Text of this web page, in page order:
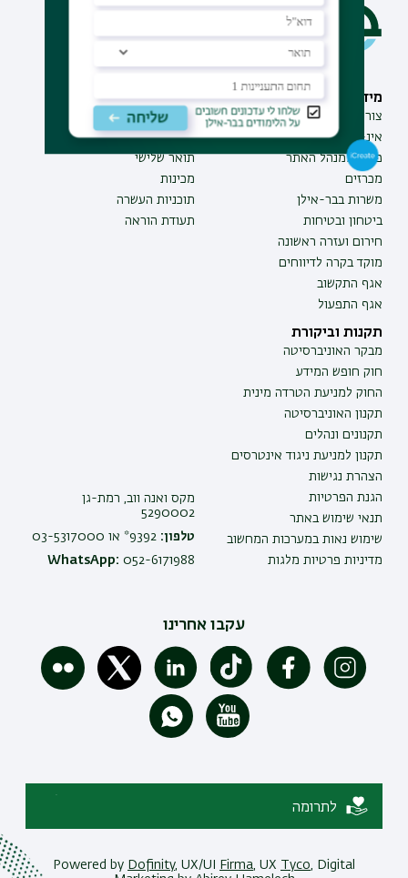
מידע וסיוע
צור קשר
אינ-בר מידע אישי לסטודנט
פנייה למנהל האתר
מכרזים
משרות בבר-אילן
ביטחון ובטיחות
חירום ועזרה ראשונה
מוקד בקרה לדיווחים
אגף התקשוב
אגף התפעול
תחומי לימוד
תואר ראשון
תואר שני
תואר שלישי
מכינות
תוכניות העשרה
תעודת הוראה
תקנות וביקורת
מבקר האוניברסיטה
חוק חופש המידע
החוק למניעת הטרדה מינית
תקנון האוניברסיטה
תקנונים ונהלים
תקנון למניעת ניגוד אינטרסים
הצהרת נגישות
הגנת הפרטיות
תנאי שימוש באתר
שימוש נאות במערכות המחשוב
מדיניות פרטיות מלגות
מקס ואנה ווב, רמת-גן
5290002
טלפון: 9392* או 03-5317000
WhatsApp: 052-6171988
עקבו אחרינו
לתרומה
Powered by Dofinity, UX/UI Firma, UX Tyco, Digital